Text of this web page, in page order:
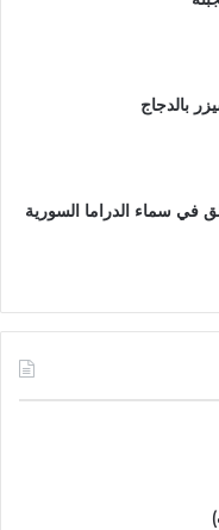
بالدجاج
في سماء الدراما السورية